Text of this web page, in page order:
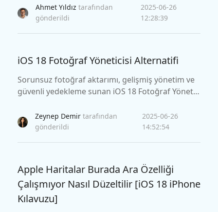
n jailbreak yapmadan GPS'i nasıl taklit edeceğinizi
keşfedin.
Ahmet Yıldız tarafından
gönderildi
2025-06-26
12:28:39
iOS 18 Fotoğraf Yöneticisi Alternatifi
Sorunsuz fotoğraf aktarımı, gelişmiş yönetim ve
güvenli yedekleme sunan iOS 18 Fotoğraf Yönetic
Kaçırmayın!
Zeynep Demir tarafından
gönderildi
2025-06-26
14:52:54
Apple Haritalar Burada Ara Özelliği
Çalışmıyor Nasıl Düzeltilir [iOS 18 iPhone
Kılavuzu]